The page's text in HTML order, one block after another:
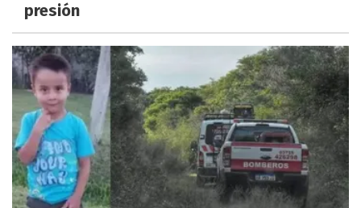
presión